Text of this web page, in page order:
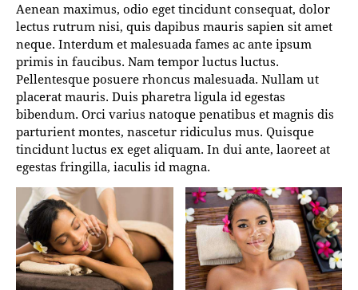
Aenean maximus, odio eget tincidunt consequat, dolor
lectus rutrum nisi, quis dapibus mauris sapien sit amet
neque. Interdum et malesuada fames ac ante ipsum
primis in faucibus. Nam tempor luctus luctus.
Pellentesque posuere rhoncus malesuada. Nullam ut
placerat mauris. Duis pharetra ligula id egestas
bibendum. Orci varius natoque penatibus et magnis dis
parturient montes, nascetur ridiculus mus. Quisque
tincidunt luctus ex eget aliquam. In dui ante, laoreet at
egestas fringilla, iaculis id magna.